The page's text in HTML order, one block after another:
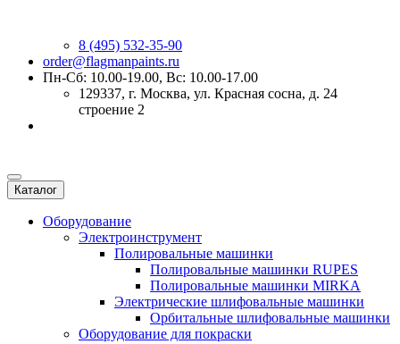
8 (495) 532-35-90
order@flagmanpaints.ru
Пн-Сб: 10.00-19.00, Вс: 10.00-17.00
129337, г. Москва, ул. Красная сосна, д. 24
строение 2
Каталог
Оборудование
Электроинструмент
Полировальные машинки
Полировальные машинки RUPES
Полировальные машинки MIRKA
Электрические шлифовальные машинки
Орбитальные шлифовальные машинки
Оборудование для покраски